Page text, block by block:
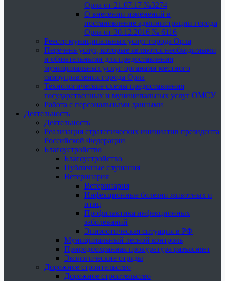
Орла от 21.07.17 №3274
О внесении изменений в
постановление администрации города
Орла от 30.12.2016 № 6116
Реестр муниципальных услуг города Орла
Перечень услуг, которые являются необходимыми
и обязательными для предоставления
муниципальных услуг органами местного
самоуправления города Орла
Технологические схемы предоставления
государственных и муниципальных услуг ОМСУ
Работа с персональными данными
Деятельность
Деятельность
Реализация стратегических инициатив президента
Российской Федерации
Благоустройство
Благоустройство
Публичные слушания
Ветеринария
Ветеринария
Инфекционные болезни животных и
птиц
Профилактика инфекционных
заболеваний
Эпизоотическая ситуация в РФ
Муниципальный лесной контроль
Природоохранная прокуратура разъясняет
Экологические отряды
Дорожное строительство
Дорожное строительство